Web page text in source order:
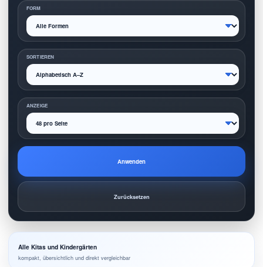
FORM
SORTIEREN
ANZEIGE
Anwenden
Zurücksetzen
Alle Kitas und Kindergärten
kompakt, übersichtlich und direkt vergleichbar